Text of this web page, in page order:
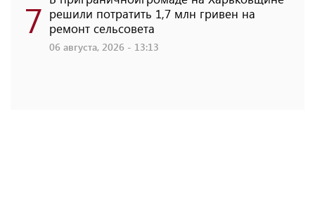
7 решили потратить 1,7 млн ​​гривен на
ремонт сельсовета
06 августа, 2026 - 13:13